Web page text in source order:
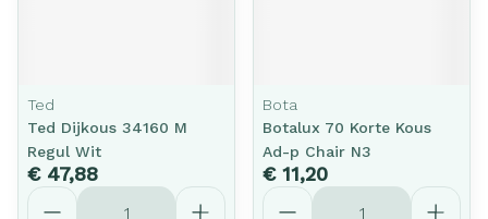
Ted
Ted Dijkous 34160 M
Regul Wit
€ 47,88
Aantal
Bota
Botalux 70 Korte Kous
Ad-p Chair N3
€ 11,20
Aantal